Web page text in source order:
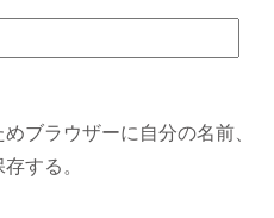
ブラウザーに自分の名前、
する。